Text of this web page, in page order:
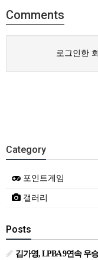
Comments
로그인한
Category
포인트게임
갤러리
Posts
김가영, LPBA 9연속 우